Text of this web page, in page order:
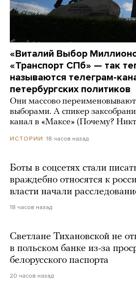
«Виталий Выбор
«Транспорт СПб» — так
называются телеграм-
петербургских политиков
Они массово
выборами. А спикер
канал в «Максе» (Почему?
ИСТОРИИ 18 часов назад
Боты в соцсетях стали
враждебно относятся к
власти начали
18 часов назад
Светлане Тихановской не
в польском банке из-за
белорусского паспорта
20 часов назад